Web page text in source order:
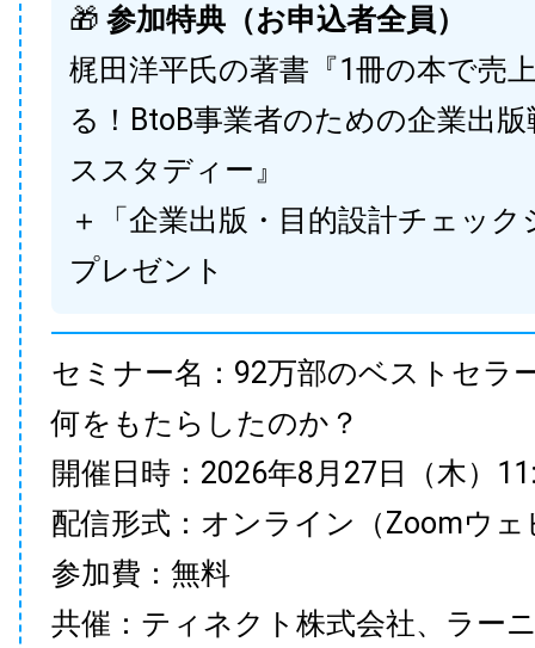
🎁 参加特典（お申込者全員）
梶田洋平氏の著書『1冊の本で売
る！BtoB事業者のための企業出
ススタディー』
＋「企業出版・目的設計チェック
プレゼント
セミナー名：92万部のベストセラ
何をもたらしたのか？
開催日時：2026年8月27日（木）
配信形式：オンライン（Zoomウェ
参加費：無料
共催：ティネクト株式会社、ラー